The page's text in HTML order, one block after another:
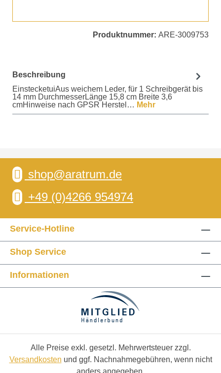
Produktnummer: ARE-3009753
Beschreibung
EinstecketuiAus weichem Leder, für 1 Schreibgerät bis
14 mm DurchmesserLänge 15,8 cm Breite 3,6
cmHinweise nach GPSR Herstel… Mehr
shop@aratrum.de
+49 (0)4266 954974
Service-Hotline
Shop Service
Informationen
Alle Preise exkl. gesetzl. Mehrwertsteuer zzgl.
Versandkosten und ggf. Nachnahmegebühren, wenn nicht
anders angegeben.